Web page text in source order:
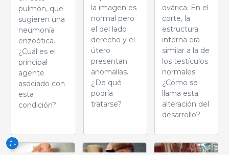
pulmón, que
sugieren una
neumonía
enzoótica.
¿Cuál es el
principal
agente
asociado con
esta
condición?
la imagen es
normal pero
el del lado
derecho y el
útero
presentan
anomalías.
¿De qué
podría
tratarse?
ovárica. En el
corte, la
estructura
interna era
similar a la de
los testículos
normales.
¿Cómo se
llama esta
alteración del
desarrollo?